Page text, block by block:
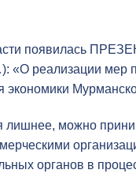
появилась
«О реализации мер
экономики
лишнее, можно
органов в